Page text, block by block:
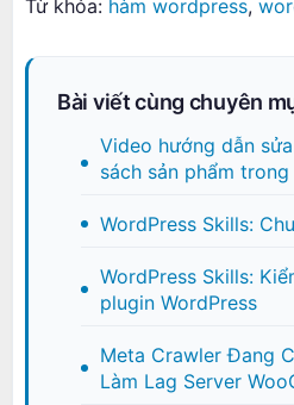
Từ khóa: hàm wordpress,
Bài viết cùng chuyên
Video hướng dẫn
sách sản phẩm trong
WordPress Skills:
WordPress Skills:
plugin WordPress
Meta Crawler Đang
Làm Lag Server